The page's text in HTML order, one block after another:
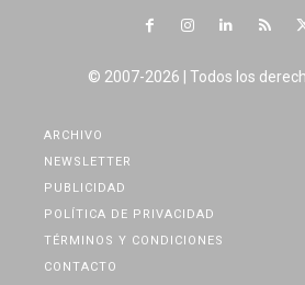
© 2007-2026 | Todos los
ARCHIVO
NEWSLETTER
PUBLICIDAD
POLÍTICA DE PRIVACIDAD
TÉRMINOS Y CONDICIONES
CONTACTO